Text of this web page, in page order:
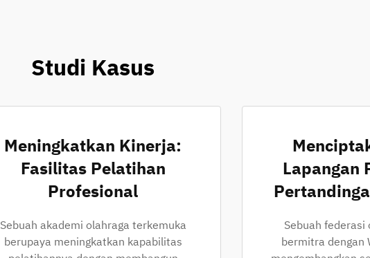
Studi Kasus
Meningkatkan Kinerja:
Fasilitas Pelatihan
Profesional
Sebuah akademi olahraga terkemuka
berupaya meningkatkan kapabilitas
Lapangan
Sebuah federasi
bermitra dengan